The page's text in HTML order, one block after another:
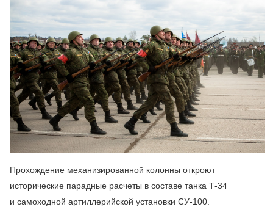
Прохождение механизированной колонны откроют
исторические парадные расчеты в составе танка Т-34
и самоходной артиллерийской установки СУ-100.